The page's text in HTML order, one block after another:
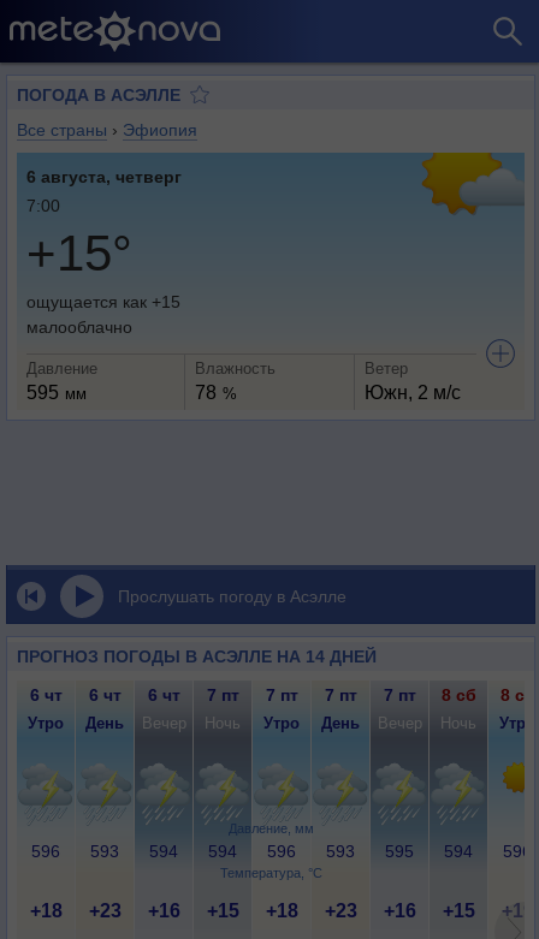
ПОГОДА В АСЭЛЛЕ
Все страны › Эфиопия
6 августа, четверг
7:00
+15°
ощущается как +15
малооблачно
Давление
595 мм
Влажность
78 %
Ветер
Южн, 2 м/с
Прослушать погоду в Асэлле
ПРОГНОЗ ПОГОДЫ В АСЭЛЛЕ НА 14 ДНЕЙ
Давление, мм
Температура, °C
6 чт 6 чт 6 чт 7 пт 7 пт 7 пт 7 пт 8 сб 8 сб
Утро День Вечер Ночь Утро День Вечер Ночь Утро
596 593 594 594 596 593 595 594 596
+18 +23 +16 +15 +18 +23 +16 +15 +19